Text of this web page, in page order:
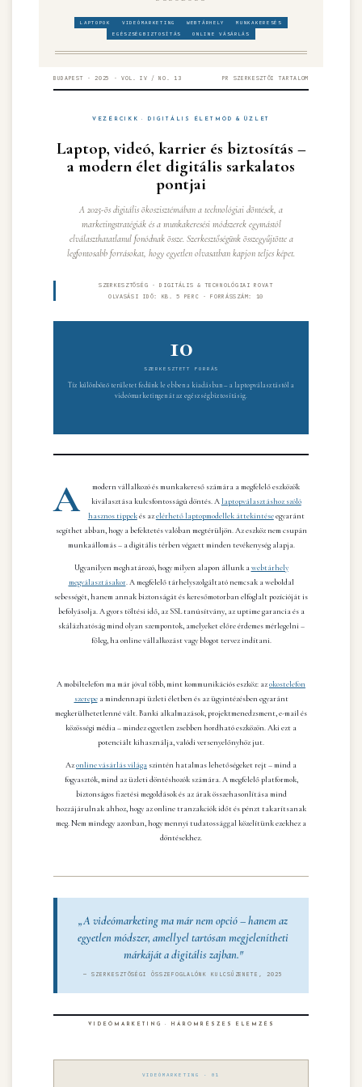
LAPTOPOK VIDEÓMARKETING WEBTÁRHELY
MUNKAKERESÉS
EGÉSZSÉGBIZTOSÍTÁS
ONLINE VÁSÁRLÁS
BUDAPEST · 2025 · VOL. IV / NO. 13 PR SZERKESZTŐI TARTALOM
VEZÉRCIKK · DIGITÁLIS ÉLETMÓD & ÜZLET
Laptop, videó, karrier és biztosítás –
a modern élet digitális sarkalatos
pontjai
A 2025-ös digitális ökoszisztémában a technológiai döntések, a
marketingstratégiák és a munkakeresési módszerek egymástól
elválaszthatatlanul fonódnak össze. Szerkesztőségünk összegyűjtötte a
legfontosabb forrásokat, hogy egyetlen olvasatban kapjon teljes képet.
SZERKESZTŐSÉG · DIGITÁLIS & TECHNOLÓGIAI ROVAT
OLVASÁSI IDŐ: KB. 5 PERC · FORRÁSSZÁM: 10
10
SZERKESZTETT FORRÁS
Tíz különböző területet fedünk le ebben a kiadásban – a laptopválasztástól a
videómarketingen át az egészségbiztosításig.
A
modern vállalkozó és munkakereső számára a megfelelő eszközök
kiválasztása kulcsfontosságú döntés. Alaptopválasztáshoz szóló
hasznos tippekés azelérhető laptopmodellek áttekintéseegyaránt
segíthet abban, hogy a befektetés valóban megtérüljön. Az eszköz nem csupán
munkaállomás – a digitális térben végzett minden tevékenység alapja.
Ugyanilyen meghatározó, hogy milyen alapon állunk awebtárhely
megválasztásakor. A megfelelő tárhelyszolgáltató nemcsak a weboldal
sebességét, hanem annak biztonságát és keresőmotorban elfoglalt pozícióját is
befolyásolja. A gyors töltési idő, az SSL tanúsítvány, az uptime garancia és a
skálázhatóság mind olyan szempontok, amelyeket előre érdemes mérlegelni –
főleg, ha online vállalkozást vagy blogot tervez indítani.
A mobiltelefon ma már jóval több, mint kommunikációs eszköz: azokostelefon
szerepea mindennapi üzleti életben és az ügyintézésben egyaránt
megkerülhetetlenné vált. Banki alkalmazások, projektmenedzsment, e-mail és
közösségi média – mindez egyetlen zsebben hordható eszközön. Aki ezt a
potenciált kihasználja, valódi versenyelőnyhöz jut.
Azonline vásárlás világa szintén hatalmas lehetőségeket rejt – mind a
fogyasztók, mind az üzleti döntéshozók számára. A megfelelő platformok,
biztonságos fizetési megoldások és az árak összehasonlítása mind
hozzájárulnak ahhoz, hogy az online tranzakciók időt és pénzt takarítsanak
meg. Nem mindegy azonban, hogy mennyi tudatossággal közelítünk ezekhez a
döntésekhez.
„A videómarketing ma már nem opció – hanem az
egyetlen módszer, amellyel tartósan megjelenítheti
márkáját a digitális zajban."
— SZERKESZTŐSÉGI ÖSSZEFOGLALÓNK KULCSÜZENETE, 2025
VIDEÓMARKETING · HÁROMRÉSZES ELEMZÉS
VIDEÓMARKETING · 01